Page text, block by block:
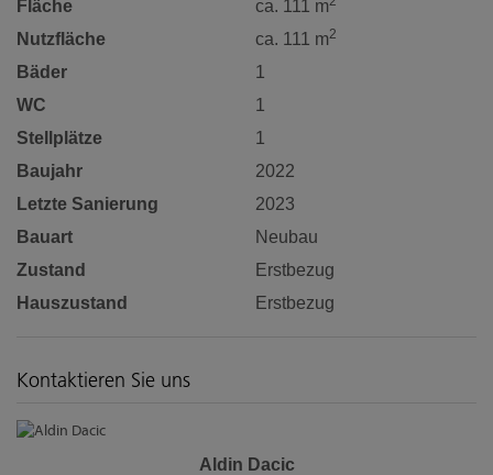
Fläche
ca. 111 m
Nutzfläche ca. 111 m2
Bäder
1
WC
1
Stellplätze
1
Baujahr
2022
Letzte Sanierung
2023
Bauart
Neubau
Zustand
Erstbezug
Hauszustand
Erstbezug
Kontaktieren Sie uns
Aldin Dacic